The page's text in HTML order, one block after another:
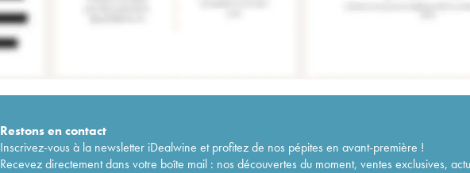
Restons encontact
Inscrivez-vous à la newsletter iDealwine et profitez de nos pépites en avant-première !
Recevez directement dans votre boîte mail : nos découvertes du moment, ventes exclusives,